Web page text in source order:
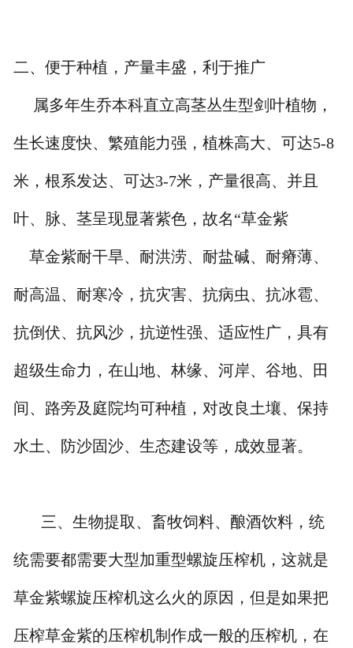
二、便于种植，产量丰盛，利于推广
属多年生乔本科直立高茎丛生型剑叶植物，
生长速度快、繁殖能力强，植株高大、可达5-8
米，根系发达、可达3-7米，产量很高、并且
叶、脉、茎呈现显著紫色，故名“草金紫
草金紫耐干旱、耐洪涝、耐盐碱、耐瘠薄、
耐高温、耐寒冷，抗灾害、抗病虫、抗冰雹、
抗倒伏、抗风沙，抗逆性强、适应性广，具有
超级生命力，在山地、林缘、河岸、谷地、田
间、路旁及庭院均可种植，对改良土壤、保持
水土、防沙固沙、生态建设等，成效显著。
三、生物提取、畜牧饲料、酿酒饮料，统
统需要都需要大型加重型螺旋压榨机，这就是
草金紫螺旋压榨机这么火的原因，但是如果把
压榨草金紫的压榨机制作成一般的压榨机，在